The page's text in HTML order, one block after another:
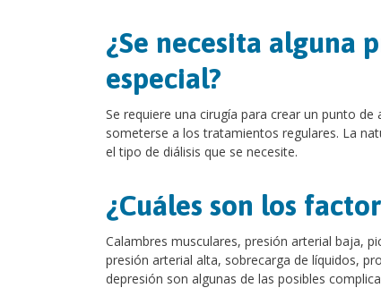
¿Se necesita alguna
especial?
Se requiere una cirugía para crear un punto de
someterse a los tratamientos regulares. La
el tipo de diálisis que se necesite.
¿Cuáles son los
Calambres musculares, presión arterial baja,
presión arterial alta, sobrecarga de líquidos,
depresión son algunas de las posibles